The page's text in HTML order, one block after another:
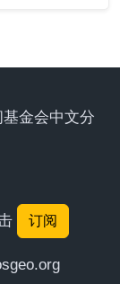
金会中文分
订阅